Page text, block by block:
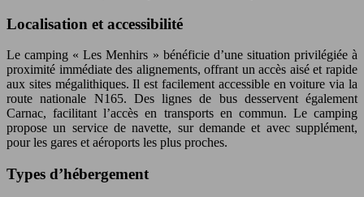
Localisation et accessibilité
Le camping « Les Menhirs » bénéficie d’une situation privilégiée à
proximité immédiate des alignements, offrant un accès aisé et rapide
aux sites mégalithiques. Il est facilement accessible en voiture via la
route nationale N165. Des lignes de bus desservent également
Carnac, facilitant l’accès en transports en commun. Le camping
propose un service de navette, sur demande et avec supplément,
pour les gares et aéroports les plus proches.
Types d’hébergement